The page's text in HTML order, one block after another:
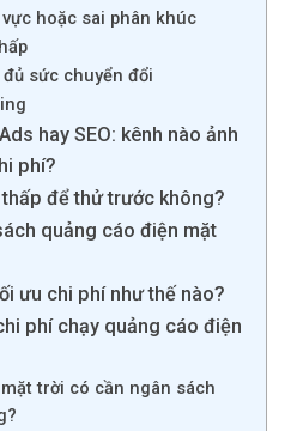
hoặc sai phân khúc
sức chuyển đổi
hay SEO: kênh nào ảnh
phí?
để thử trước không?
quảng cáo điện mặt
ưu chi phí như thế nào?
phí chạy quảng cáo điện
trời có cần ngân sách